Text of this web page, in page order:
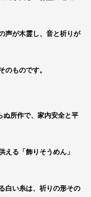
声が木霊し、音と祈りが
のものです。
ぬ所作で、家内安全と平
える「飾りそうめん」
白い糸は、祈りの形その